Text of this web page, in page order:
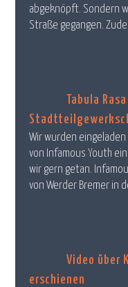
abgeknöpft. Sondern
Straße gegangen.
Tabula
Wir wurden
von Infamous Youth
wir gern getan.
von Werder Bremer in
Video über
erschienen